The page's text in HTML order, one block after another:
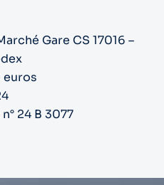
Gare CS 17016 –
24 B 3077